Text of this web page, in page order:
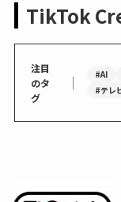
TikTok
注目
のタ
グ
｜ #AI
#テレ